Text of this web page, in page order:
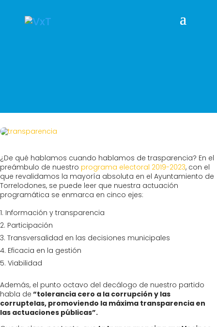
¿De qué hablamos cuando hablamos de trasparencia? En el
preámbulo de nuestro programa electoral 2019-2023, con el
que revalidamos la mayoría absoluta en el Ayuntamiento de
Torrelodones, se puede leer que nuestra actuación
programática se enmarca en cinco ejes:
Información y transparencia
Participación
Transversalidad en las decisiones municipales
Eficacia en la gestión
Viabilidad
Además, el punto octavo del decálogo de nuestro partido
habla de “tolerancia cero a la corrupción y las
corruptelas, promoviendo la máxima transparencia en
las actuaciones públicas”.